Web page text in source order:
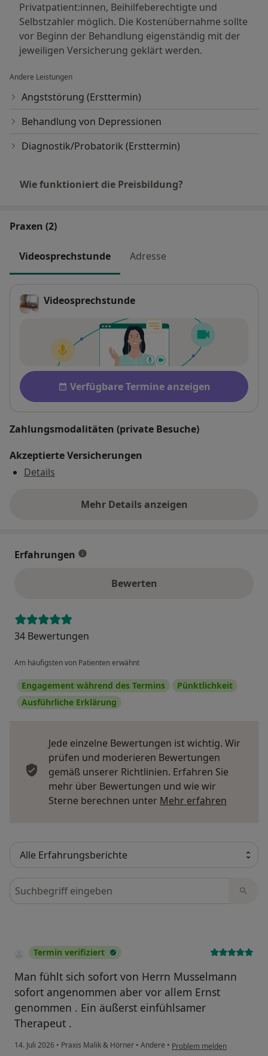
Privatpatient:innen, Beihilfeberechtigte und
Selbstzahler möglich. Die Kostenübernahme sollte
vor Beginn der Behandlung eigenständig mit der
jeweiligen Versicherung geklärt werden.
Andere Leistungen
Angststörung (Ersttermin)
Behandlung von Depressionen
Diagnostik/Probatorik (Ersttermin)
Wie funktioniert die Preisbildung?
Praxen (2)
Videosprechstunde Adresse
Videosprechstunde
Verfügbarkeit
Verfügbare Termine anzeigen
Zahlungsmodalitäten (private Besuche)
Akzeptierte Versicherungen
Details
Mehr Details anzeigen
über die Adresse
Erfahrungen
Bewerten
34 Bewertungen
Am häufigsten von Patienten erwähnt
Engagement während des Termins
Pünktlichkeit
Ausführliche Erklärung
Jede einzelne Bewertungen ist wichtig. Wir
prüfen und moderieren Bewertungen
gemäß unserer Richtlinien. Erfahren Sie
mehr über Bewertungen und wie wir
Sterne berechnen unter Mehr erfahren
Bewertungen durchsuchen
Termin verifiziert
Man fühlt sich sofort von Herrn Musselmann
sofort angenommen aber vor allem Ernst
genommen . Ein äußerst einfühlsamer
Therapeut .
14. Juli 2026 • Praxis Malik & Hörner • Andere • Problem melden